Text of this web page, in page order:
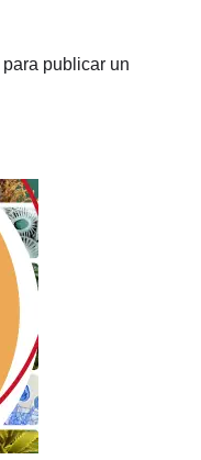
para publicar un